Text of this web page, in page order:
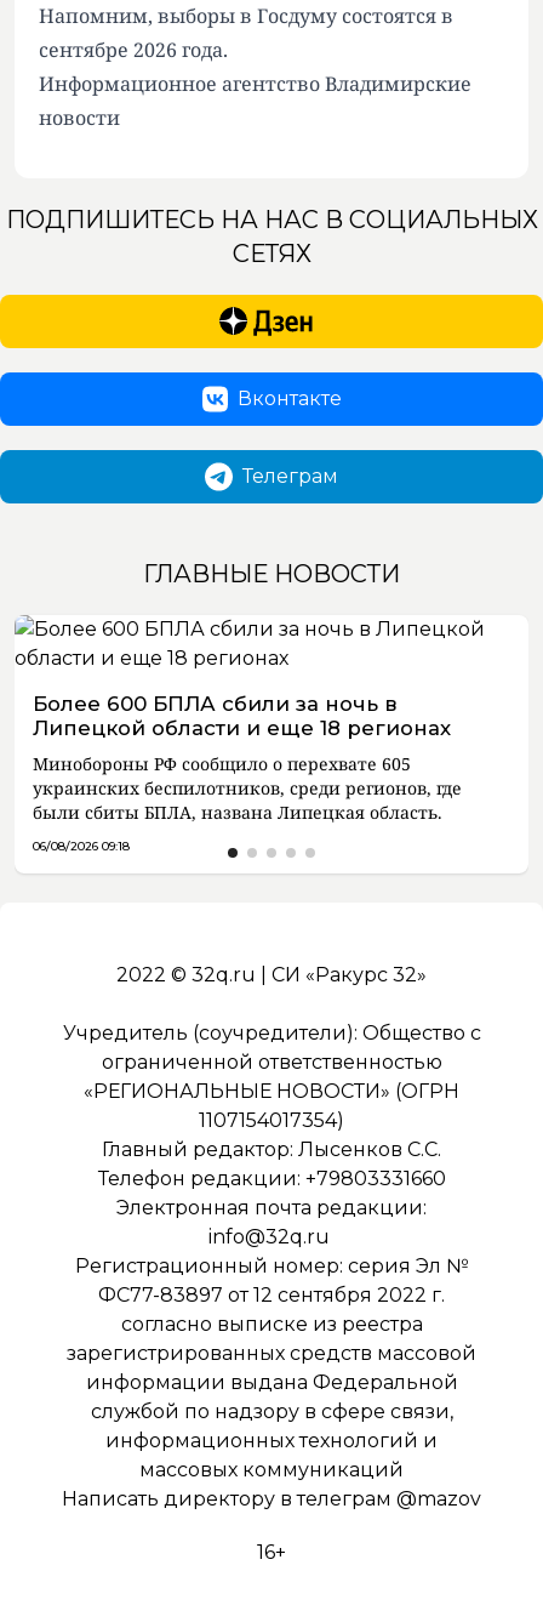
Напомним, выборы в Госдуму состоятся в
сентябре 2026 года.
Информационное агентство Владимирские
новости
ПОДПИШИТЕСЬ НА НАС В СОЦИАЛЬНЫХ
СЕТЯХ
Вконтакте
Телеграм
ГЛАВНЫЕ НОВОСТИ
Более 600 БПЛА сбили за ночь в
Липецкой области и еще 18 регионах
Минобороны РФ сообщило о перехвате 605
украинских беспилотников, среди регионов, где
были сбиты БПЛА, названа Липецкая область.
06/08/2026 09:18
2022 © 32q.ru | СИ «Ракурс 32»
Учредитель (соучредители): Общество с
ограниченной ответственностью
«РЕГИОНАЛЬНЫЕ НОВОСТИ» (ОГРН
1107154017354)
Главный редактор: Лысенков С.С.
Телефон редакции: +79803331660
Электронная почта редакции:
info@32q.ru
Регистрационный номер: серия Эл №
ФС77-83897 от 12 сентября 2022 г.
согласно выписке из реестра
зарегистрированных средств массовой
информации выдана Федеральной
службой по надзору в сфере связи,
информационных технологий и
массовых коммуникаций
Написать директору в телеграм @mazov
16+